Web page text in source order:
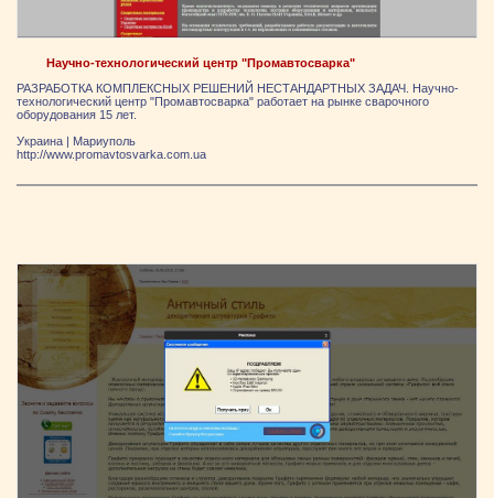
Научно-технологический центр "Промавтосварка"
РАЗРАБОТКА КОМПЛЕКСНЫХ РЕШЕНИЙ НЕСТАНДАРТНЫХ ЗАДАЧ. Научно-
технологический центр "Промавтосварка" работает на рынке сварочного
оборудования 15 лет.
Украина | Мариуполь
http://www.promavtosvarka.com.ua